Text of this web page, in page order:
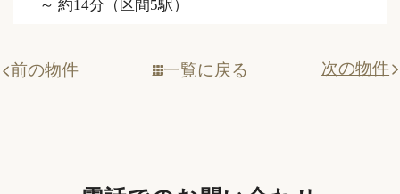
～ 約14分（区間5駅）
前の物件 一覧に戻る 次の物件